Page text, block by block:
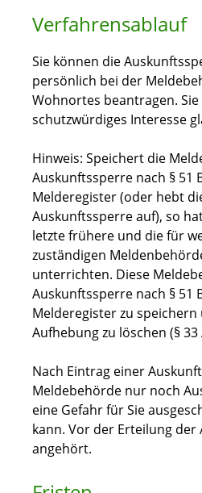
Verfahrensablauf
Sie können die
persönlich bei der
Wohnortes beantragen.
schutzwürdiges Interesse
Hinweis: Speichert die
Auskunftssperre nach § 51
Melderegister (oder hebt
Auskunftssperre auf), so
letzte frühere und die für
zuständigen
unterrichten. Diese
Auskunftssperre nach § 51
Melderegister zu speichern
Aufhebung zu löschen (§ 33
Nach Eintrag einer
Meldebehörde nur noch
eine Gefahr für Sie
kann. Vor der Erteilung der
angehört.